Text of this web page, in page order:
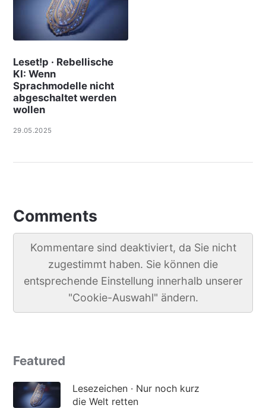
Leset!p · Rebellische
KI: Wenn
Sprachmodelle nicht
abgeschaltet werden
wollen
29.05.2025
Comments
Kommentare sind deaktiviert, da Sie nicht
zugestimmt haben. Sie können die
entsprechende Einstellung innerhalb unserer
"Cookie-Auswahl" ändern.
Featured
Lesezeichen · Nur noch kurz
die Welt retten